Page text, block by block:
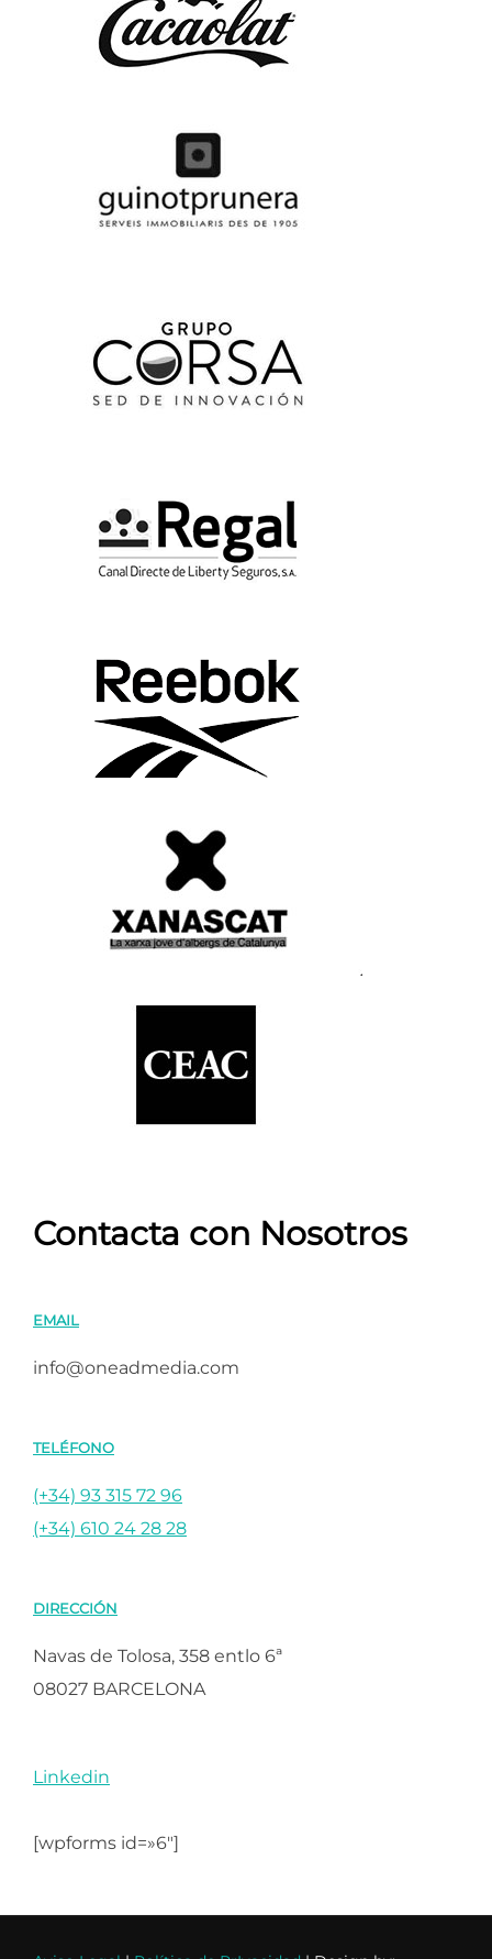
Contacta con Nosotros
EMAIL
info@oneadmedia.com
TELÉFONO
(+34) 93 315 72 96
(+34) 610 24 28 28
DIRECCIÓN
Navas de Tolosa, 358 entlo 6ª
08027 BARCELONA
Linkedin
[wpforms id=»6″]